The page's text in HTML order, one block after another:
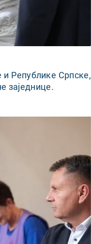
и Републике Српске,
заједнице.